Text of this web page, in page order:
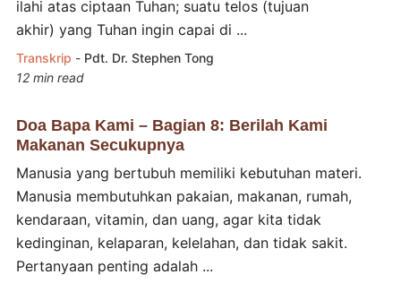
ilahi atas ciptaan Tuhan; suatu telos (tujuan
akhir) yang Tuhan ingin capai di ...
Transkrip - Pdt. Dr. Stephen Tong
12 min read
Doa Bapa Kami – Bagian 8: Berilah Kami
Makanan Secukupnya
Manusia yang bertubuh memiliki kebutuhan materi.
Manusia membutuhkan pakaian, makanan, rumah,
kendaraan, vitamin, dan uang, agar kita tidak
kedinginan, kelaparan, kelelahan, dan tidak sakit.
Pertanyaan penting adalah ...